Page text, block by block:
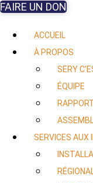
FAIRE UN DON
ACCUEIL
À PROPOS
SERY
ÉQUIPE
SERVICES AUX